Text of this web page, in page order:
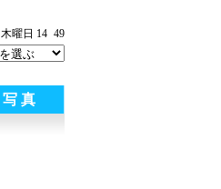
木曜日 14 49
写 真